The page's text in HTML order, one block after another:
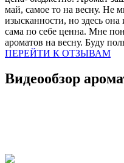
май, самое то на весну. Не
изысканности, но здесь
сама по себе ценна. Мне
ароматов на весну. Буду
ПЕРЕЙТИ К ОТЗЫВАМ
Видеообзор